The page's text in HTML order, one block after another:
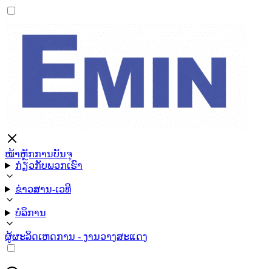
ໜ້າຫຼັກການບັນຈຸ
ກ່ຽວກັບພວກເຮົາ
ຂ່າວສານ-ເວທີ
ບໍລິການ
ຜູ້ຜະລິດເຫດການ - ງານວາງສະແດງ